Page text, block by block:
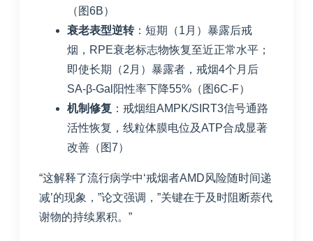
（图6B）
衰老表型逆转：短期（1月）暴露后戒
烟，RPE衰老标志物恢复至近正常水平；
即使长期（2月）暴露者，戒烟4个月后
SA-β-Gal阳性率下降55%（图6C-F）
机制修复 ：戒烟组AMPK/SIRT3信号通路
活性恢复，线粒体膜电位及ATP合成显著
改善（图7）
“这解释了流行病学中‘戒烟者AMD风险随时间递
减’的现象，”论文强调，”关键在于及时阻断萘代
谢物的持续累积。”